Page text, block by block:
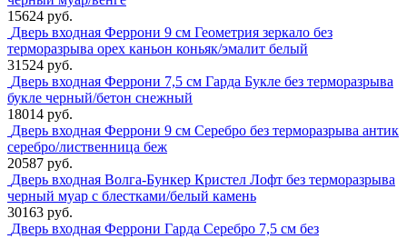
15624 руб.
Дверь входная Феррони 9 см Геометрия зеркало без
терморазрыва орех каньон коньяк/эмалит белый
31524 руб.
Дверь входная Феррони 7,5 см Гарда Букле без терморазрыва
букле черный/бетон снежный
18014 руб.
Дверь входная Феррони 9 см Серебро без терморазрыва антик
серебро/лиственница беж
20587 руб.
Дверь входная Волга-Бункер Кристел Лофт без терморазрыва
черный муар с блестками/белый камень
30163 руб.
Дверь входная Феррони Гарда Серебро 7,5 см без